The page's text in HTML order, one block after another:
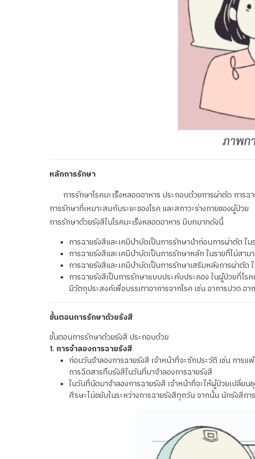
หลักการรักษา
การรักษาโรคมะเร็งหลอดอาหาร ประกอบด้วยการผ่าตัด การฉ
การรักษาที่เหมาะสมกับระยะของโรค และสภาวะร่างกายของผู้ป่วย
การรักษาด้วยรังสีในโรคมะเร็งหลอดอาหาร มีบทบาทดังนี้
การฉายรังสีและเคมีบำบัดเป็นการรักษานำก่อนการผ่าตัด ใ
การฉายรังสีและเคมีบำบัดเป็นการรักษาหลัก ในรายที่ไม่สา
การฉายรังสีและเคมีบำบัดเป็นการรักษาเสริมหลังการผ่าตั
การฉายรังสีเป็นการรักษาแบบประคับประคอง ในผู้ป่วยที่โร
มีวัตถุประสงค์เพื่อบรรเทาอาการจากโรค เช่น อาการปวด
ขั้นตอนการรักษาด้วยรังสี
ขั้นตอนการรักษาด้วยรังสี ประกอบด้วย
1. การจำลองการฉายรังสี
ก่อนวันจำลองการฉายรังสี เจ้าหน้าที่จะซักประวัติ เช่น การแ
การฉีดสารทึบรังสีในวันที่มาจำลองการฉายรังสี
ในวันที่นัดมาจำลองการฉายรังสี เจ้าหน้าที่จะให้ผู้ป่วยเปลี่ย
ศีรษะไม่ขยับในระหว่างการฉายรังสีทุกวัน จากนั้น นักรังสีก